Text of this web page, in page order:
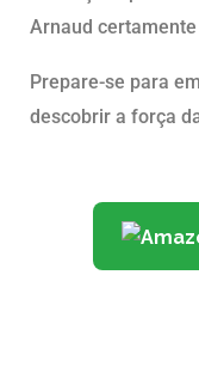
Arnaud
Prepare-se para
descobrir a força